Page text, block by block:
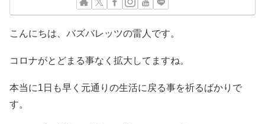
こんにちは、バズバレッツの雷人です。
コロナがとどまる事なく拡大してますね。
本当に1日も早く元通りの生活に戻る事を祈るばかりで
す。